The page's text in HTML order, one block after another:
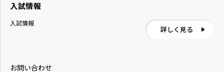
お問い合わせ
入試情報
入試情報
詳しく見る